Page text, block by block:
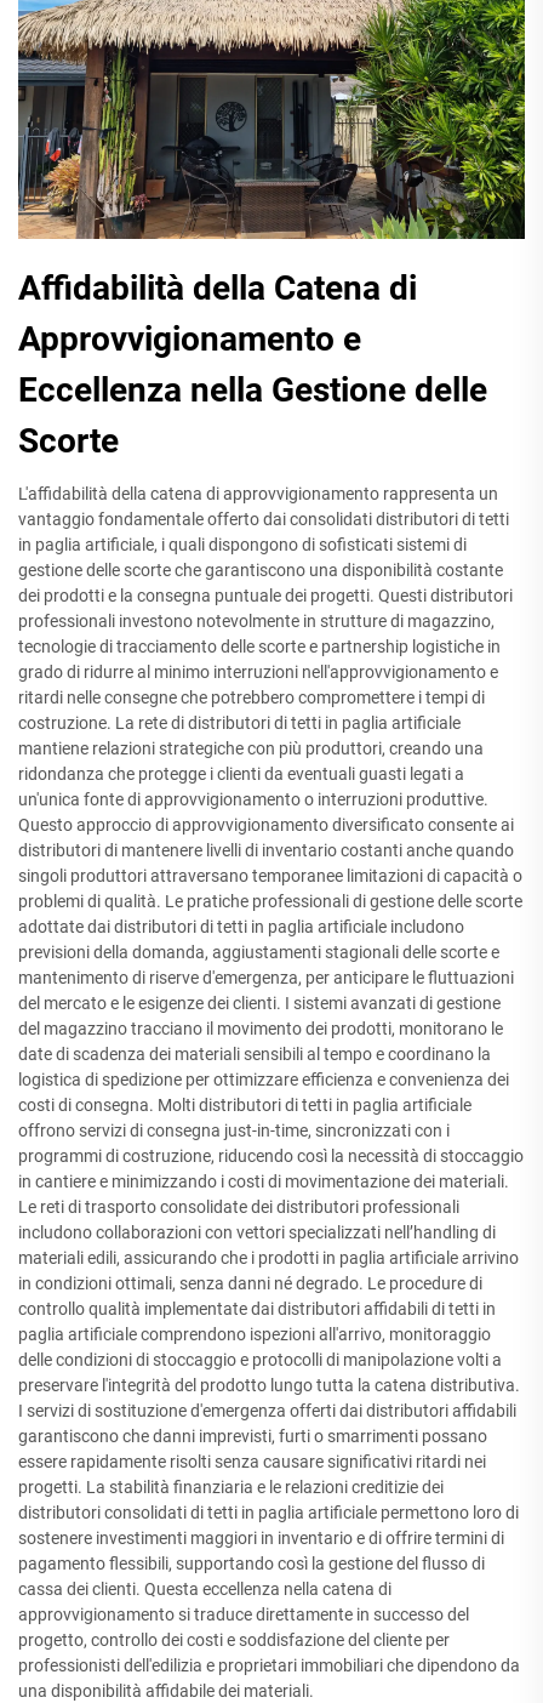
Affidabilità della Catena di
Approvvigionamento e
Eccellenza nella Gestione delle
Scorte
L'affidabilità della catena di approvvigionamento rappresenta un
vantaggio fondamentale offerto dai consolidati distributori di tetti
in paglia artificiale, i quali dispongono di sofisticati sistemi di
gestione delle scorte che garantiscono una disponibilità costante
dei prodotti e la consegna puntuale dei progetti. Questi distributori
professionali investono notevolmente in strutture di magazzino,
tecnologie di tracciamento delle scorte e partnership logistiche in
grado di ridurre al minimo interruzioni nell'approvvigionamento e
ritardi nelle consegne che potrebbero compromettere i tempi di
costruzione. La rete di distributori di tetti in paglia artificiale
mantiene relazioni strategiche con più produttori, creando una
ridondanza che protegge i clienti da eventuali guasti legati a
un'unica fonte di approvvigionamento o interruzioni produttive.
Questo approccio di approvvigionamento diversificato consente ai
distributori di mantenere livelli di inventario costanti anche quando
singoli produttori attraversano temporanee limitazioni di capacità o
problemi di qualità. Le pratiche professionali di gestione delle scorte
adottate dai distributori di tetti in paglia artificiale includono
previsioni della domanda, aggiustamenti stagionali delle scorte e
mantenimento di riserve d'emergenza, per anticipare le fluttuazioni
del mercato e le esigenze dei clienti. I sistemi avanzati di gestione
del magazzino tracciano il movimento dei prodotti, monitorano le
date di scadenza dei materiali sensibili al tempo e coordinano la
logistica di spedizione per ottimizzare efficienza e convenienza dei
costi di consegna. Molti distributori di tetti in paglia artificiale
offrono servizi di consegna just-in-time, sincronizzati con i
programmi di costruzione, riducendo così la necessità di stoccaggio
in cantiere e minimizzando i costi di movimentazione dei materiali.
Le reti di trasporto consolidate dei distributori professionali
includono collaborazioni con vettori specializzati nell’handling di
materiali edili, assicurando che i prodotti in paglia artificiale arrivino
in condizioni ottimali, senza danni né degrado. Le procedure di
controllo qualità implementate dai distributori affidabili di tetti in
paglia artificiale comprendono ispezioni all'arrivo, monitoraggio
delle condizioni di stoccaggio e protocolli di manipolazione volti a
preservare l'integrità del prodotto lungo tutta la catena distributiva.
I servizi di sostituzione d'emergenza offerti dai distributori affidabili
garantiscono che danni imprevisti, furti o smarrimenti possano
essere rapidamente risolti senza causare significativi ritardi nei
progetti. La stabilità finanziaria e le relazioni creditizie dei
distributori consolidati di tetti in paglia artificiale permettono loro di
sostenere investimenti maggiori in inventario e di offrire termini di
pagamento flessibili, supportando così la gestione del flusso di
cassa dei clienti. Questa eccellenza nella catena di
approvvigionamento si traduce direttamente in successo del
progetto, controllo dei costi e soddisfazione del cliente per
professionisti dell'edilizia e proprietari immobiliari che dipendono da
una disponibilità affidabile dei materiali.